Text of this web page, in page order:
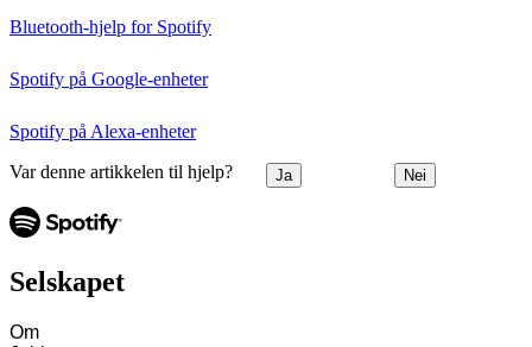
Bluetooth-hjelp for Spotify
Spotify på Google-enheter
Spotify på Alexa-enheter
Var denne artikkelen til hjelp? Ja Nei
Selskapet
Om